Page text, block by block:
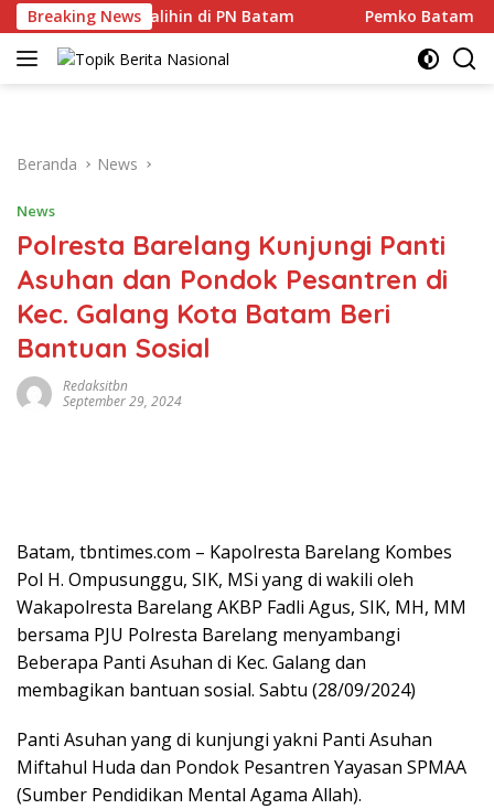
Langsung
ke
konten
Breaking News
Baitus Shalihin di PN Batam Pemko Batam
Beranda News
News
Polresta Barelang Kunjungi Panti
Asuhan dan Pondok Pesantren di
Kec. Galang Kota Batam Beri
Bantuan Sosial
Redaksitbn
September 29, 2024
Batam, tbntimes.com – Kapolresta Barelang Kombes
Pol H. Ompusunggu, SIK, MSi yang di wakili oleh
Wakapolresta Barelang AKBP Fadli Agus, SIK, MH, MM
bersama PJU Polresta Barelang menyambangi
Beberapa Panti Asuhan di Kec. Galang dan
membagikan bantuan sosial. Sabtu (28/09/2024)
Panti Asuhan yang di kunjungi yakni Panti Asuhan
Miftahul Huda dan Pondok Pesantren Yayasan SPMAA
(Sumber Pendidikan Mental Agama Allah).